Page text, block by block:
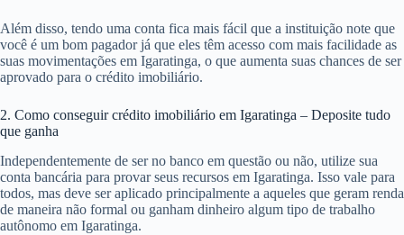
Além disso, tendo uma conta fica mais fácil que a instituição note que
você é um bom pagador já que eles têm acesso com mais facilidade as
suas movimentações em Igaratinga, o que aumenta suas chances de ser
aprovado para o crédito imobiliário.
2. Como conseguir crédito imobiliário em Igaratinga – Deposite tudo
que ganha
Independentemente de ser no banco em questão ou não, utilize sua
conta bancária para provar seus recursos em Igaratinga. Isso vale para
todos, mas deve ser aplicado principalmente a aqueles que geram renda
de maneira não formal ou ganham dinheiro algum tipo de trabalho
autônomo em Igaratinga.